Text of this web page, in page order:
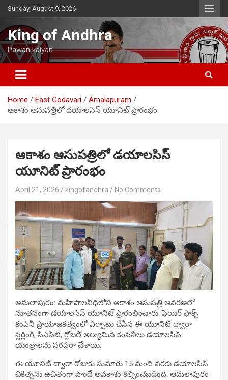
Skip
content
Sunday, August 9, 2026
King of Andhra
Pawan kalyan
Home East Godavari
Amalapuram
ఆకాశం ఆసుపత్రిలో డయాలసిస్ యూనిట్ ప్రారంభం
ఆకాశం ఆసుపత్రిలో డయాలసిస్
యూనిట్ ప్రారంభం
April 21, 2026 kingofandhra No Comments
అమలాపురం: మహిపాలవీధిలోని ఆకాశం ఆసుపత్రి ఆవరణలో
నూతనంగా డయాలసిస్ యూనిట్ ప్రారంభించారు. ఫెయిర్ ఫాక్స్
కంపెనీ ప్రాయోజకత్వంలో ఏర్పాటు చేసిన ఈ యూనిట్ ద్వారా
స్టెర్లింగ్, సిఎస్‌బి, గ్లోబల్ అల్యుమిన కంపెనీలు డయాలసిస్
యంత్రాలను సరఫరా చేశాయి.
ఈ యూనిట్ ద్వారా రోజుకు సుమారు 15 మంది వరకు డయాలసిస్
చికిత్సను ఉచితంగా పొందే అవకాశం కల్పించబడింది. అమలాపురం